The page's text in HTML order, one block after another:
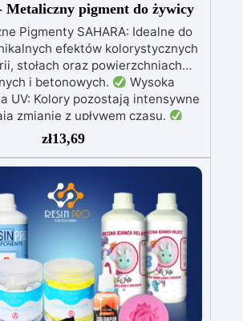
Metaliczny pigment do żywicy
Pigmenty SAHARA: Idealne do
efektów kolorystycznych
stołach oraz powierzchniach
i betonowych.
Wysoka
UV: Kolory pozostają intensywne
zmianie z upływem czasu.
Zastosowania: Doskonałe do
rękodzieła, modelarstwa i
Dostępne w Dwóch Rozmiarach:
10 g i 100 g, dostosowane do
użytkowników.
Szeroka
Bogata gama metalicznych i
odcieni, w tym złoto, miedź,
zielony i wiele innych.
zł13,69